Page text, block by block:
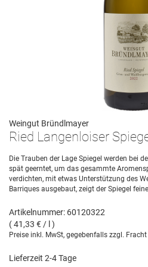
Weingut Bründlmayer
Ried Langenloiser
Die Trauben der Lage Spiegel werden bei
spät geerntet, um das gesammte
verdichten, mit etwas Unterstützung des
Barriques ausgebaut, zeigt der Spiegel
Artikelnummer: 60120322
( 41,33 € / l )
Preise inkl. MwSt, gegebenfalls zzgl. Fracht
Lieferzeit 2-4 Tage